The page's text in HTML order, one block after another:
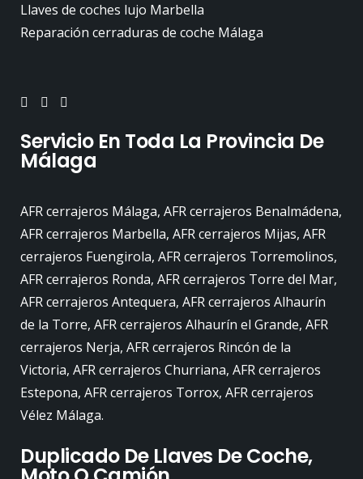
Llaves de coches lujo Marbella
Reparación cerraduras de coche Málaga
Servicio En Toda La Provincia De
Málaga
AFR cerrajeros Málaga, AFR cerrajeros Benalmádena,
AFR cerrajeros Marbella, AFR cerrajeros Mijas, AFR
cerrajeros Fuengirola, AFR cerrajeros Torremolinos,
AFR cerrajeros Ronda, AFR cerrajeros Torre del Mar,
AFR cerrajeros Antequera, AFR cerrajeros Alhaurín
de la Torre, AFR cerrajeros Alhaurín el Grande, AFR
cerrajeros Nerja, AFR cerrajeros Rincón de la
Victoria, AFR cerrajeros Churriana, AFR cerrajeros
Estepona, AFR cerrajeros Torrox, AFR cerrajeros
Vélez Málaga.
Duplicado De Llaves De Coche,